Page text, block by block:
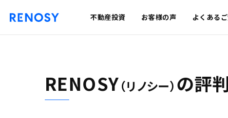
不動産投資 お客様の声 よくある
RENOSY（リノシー） の評